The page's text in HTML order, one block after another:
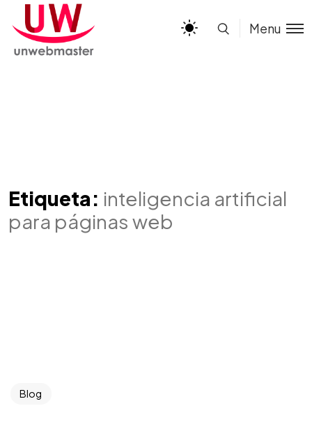
Menu
Etiqueta: inteligencia artificial
para páginas web
Blog